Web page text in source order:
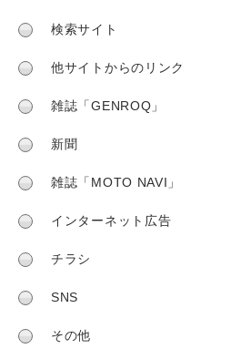
検索サイト
他サイトからのリンク
雑誌「GENROQ」
新聞
雑誌「MOTO NAVI」
インターネット広告
チラシ
SNS
その他